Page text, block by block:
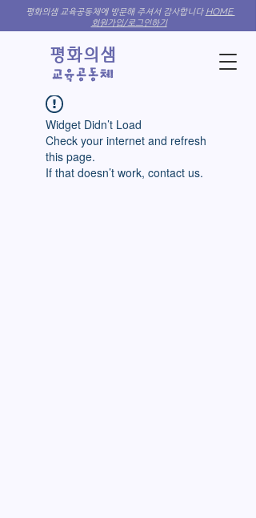
​교육​공동체
​평화의샘
평화의샘 교육공동체에 방문해 주셔서 감사합니다 HOME
회원가입/로그인하기
Widget Didn’t Load
Check your internet and refresh
this page.
If that doesn’t work, contact us.